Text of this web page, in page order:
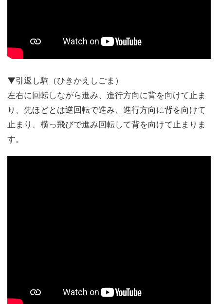
▼引返し駒（ひきかえしごま）
左右に回転しながら進み、進行方向に背を向けて止ま
り、先ほどとは逆回転で進み、進行方向に背を向けて
止まり、横っ飛びで進み回転して背を向けて止まりま
す。